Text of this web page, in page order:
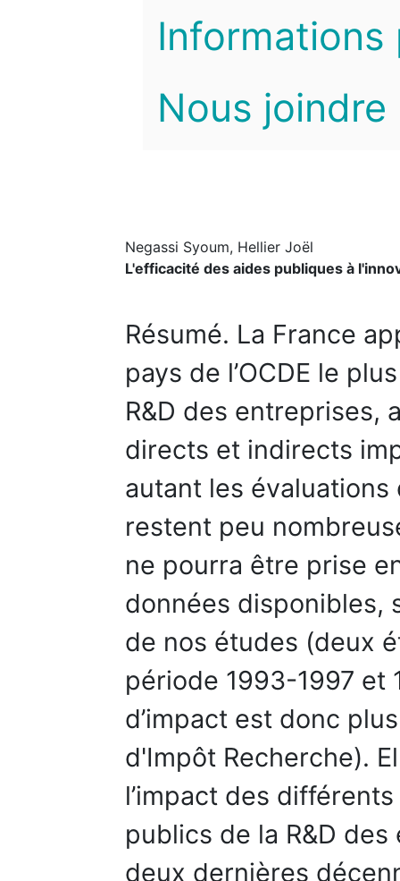
Informations
Nous joindre
Negassi Syoum, Hellier Joël
L'efficacité des aides publiques à
Résumé. La France
pays de l’OCDE le
R&D des entreprises,
directs et indirects
autant les
restent peu
ne pourra être prise
données disponibles,
de nos études (deux
période 1993-1997 et
d’impact est donc
d'Impôt Recherche).
l’impact des
publics de la R&D
deux dernières